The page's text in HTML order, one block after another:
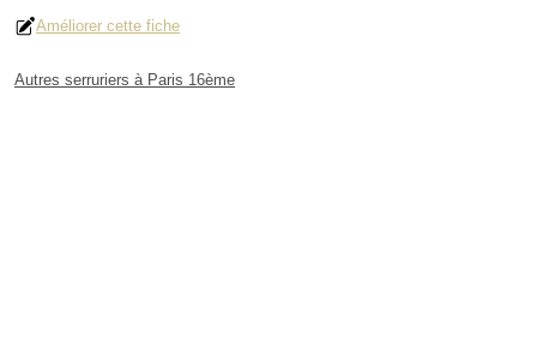
Améliorer cette fiche
Autres serruriers à Paris 16ème